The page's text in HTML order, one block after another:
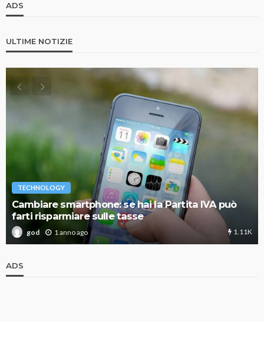
ADS
ULTIME NOTIZIE
TECHNOLOGY
Cambiare smartphone: se hai la Partita IVA può
farti risparmiare sulle tasse
god 1 anno ago 1.11K
ADS